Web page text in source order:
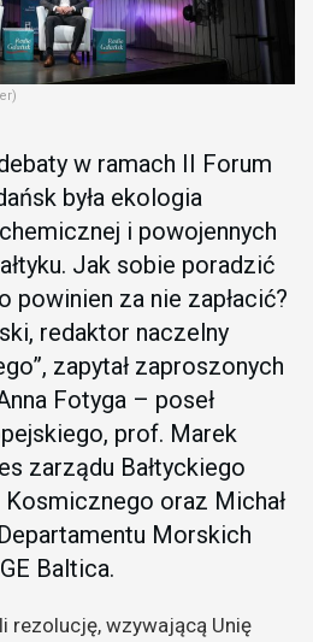
w ramach II Forum
była ekologia
i powojennych
Jak sobie poradzić
powinien za nie zapłacić?
redaktor naczelny
zapytał zaproszonych
Fotyga – poseł
prof. Marek
zarządu Bałtyckiego
oraz Michał
Morskich
Baltica.
rezolucję, wzywającą Unię